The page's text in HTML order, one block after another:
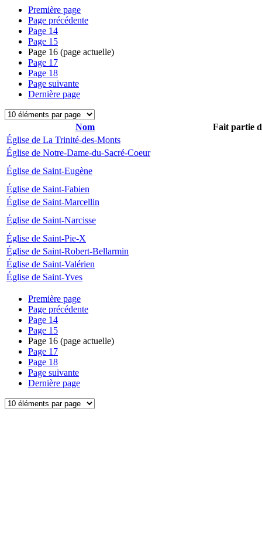
Première page
Page précédente
Page 14
Page 15
Page 16 (page actuelle)
Page 17
Page 18
Page suivante
Dernière page
Nom
Fait partie
Église de La Trinité-des-Monts
Église de Notre-Dame-du-Sacré-Coeur
Église de Saint-Eugène
Église de Saint-Fabien
Église de Saint-Marcellin
Église de Saint-Narcisse
Église de Saint-Pie-X
Église de Saint-Robert-Bellarmin
Église de Saint-Valérien
Église de Saint-Yves
Première page
Page précédente
Page 14
Page 15
Page 16 (page actuelle)
Page 17
Page 18
Page suivante
Dernière page